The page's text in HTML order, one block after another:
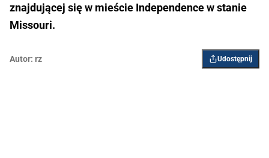
znajdującej się w mieście Independence w stanie
Missouri.
Autor: rz Udostępnij